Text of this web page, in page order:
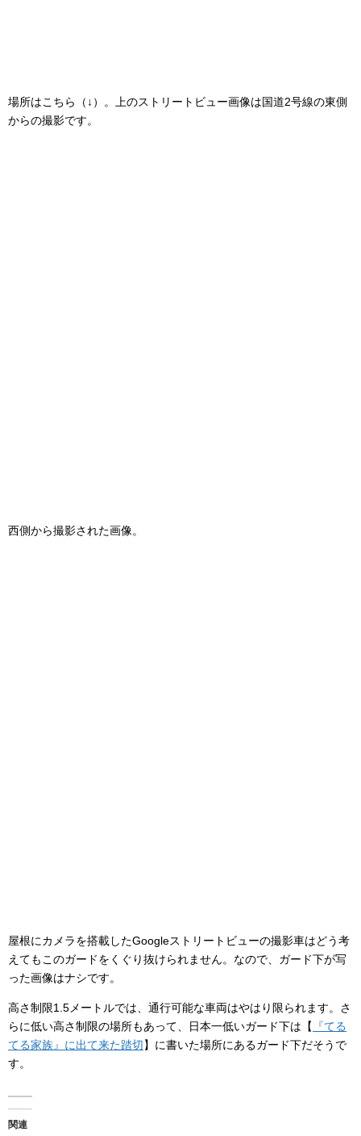
場所はこちら（↓）。上のストリートビュー画像は国道2号線の東側
からの撮影です。
西側から撮影された画像。
屋根にカメラを搭載したGoogleストリートビューの撮影車はどう考
えてもこのガードをくぐり抜けられません。なので、ガード下が写
った画像はナシです。
高さ制限1.5メートルでは、通行可能な車両はやはり限られます。さ
らに低い高さ制限の場所もあって、日本一低いガード下は【
『てる
てる家族』に出て来た踏切】に書いた場所にあるガード下だそうで
す。
関連